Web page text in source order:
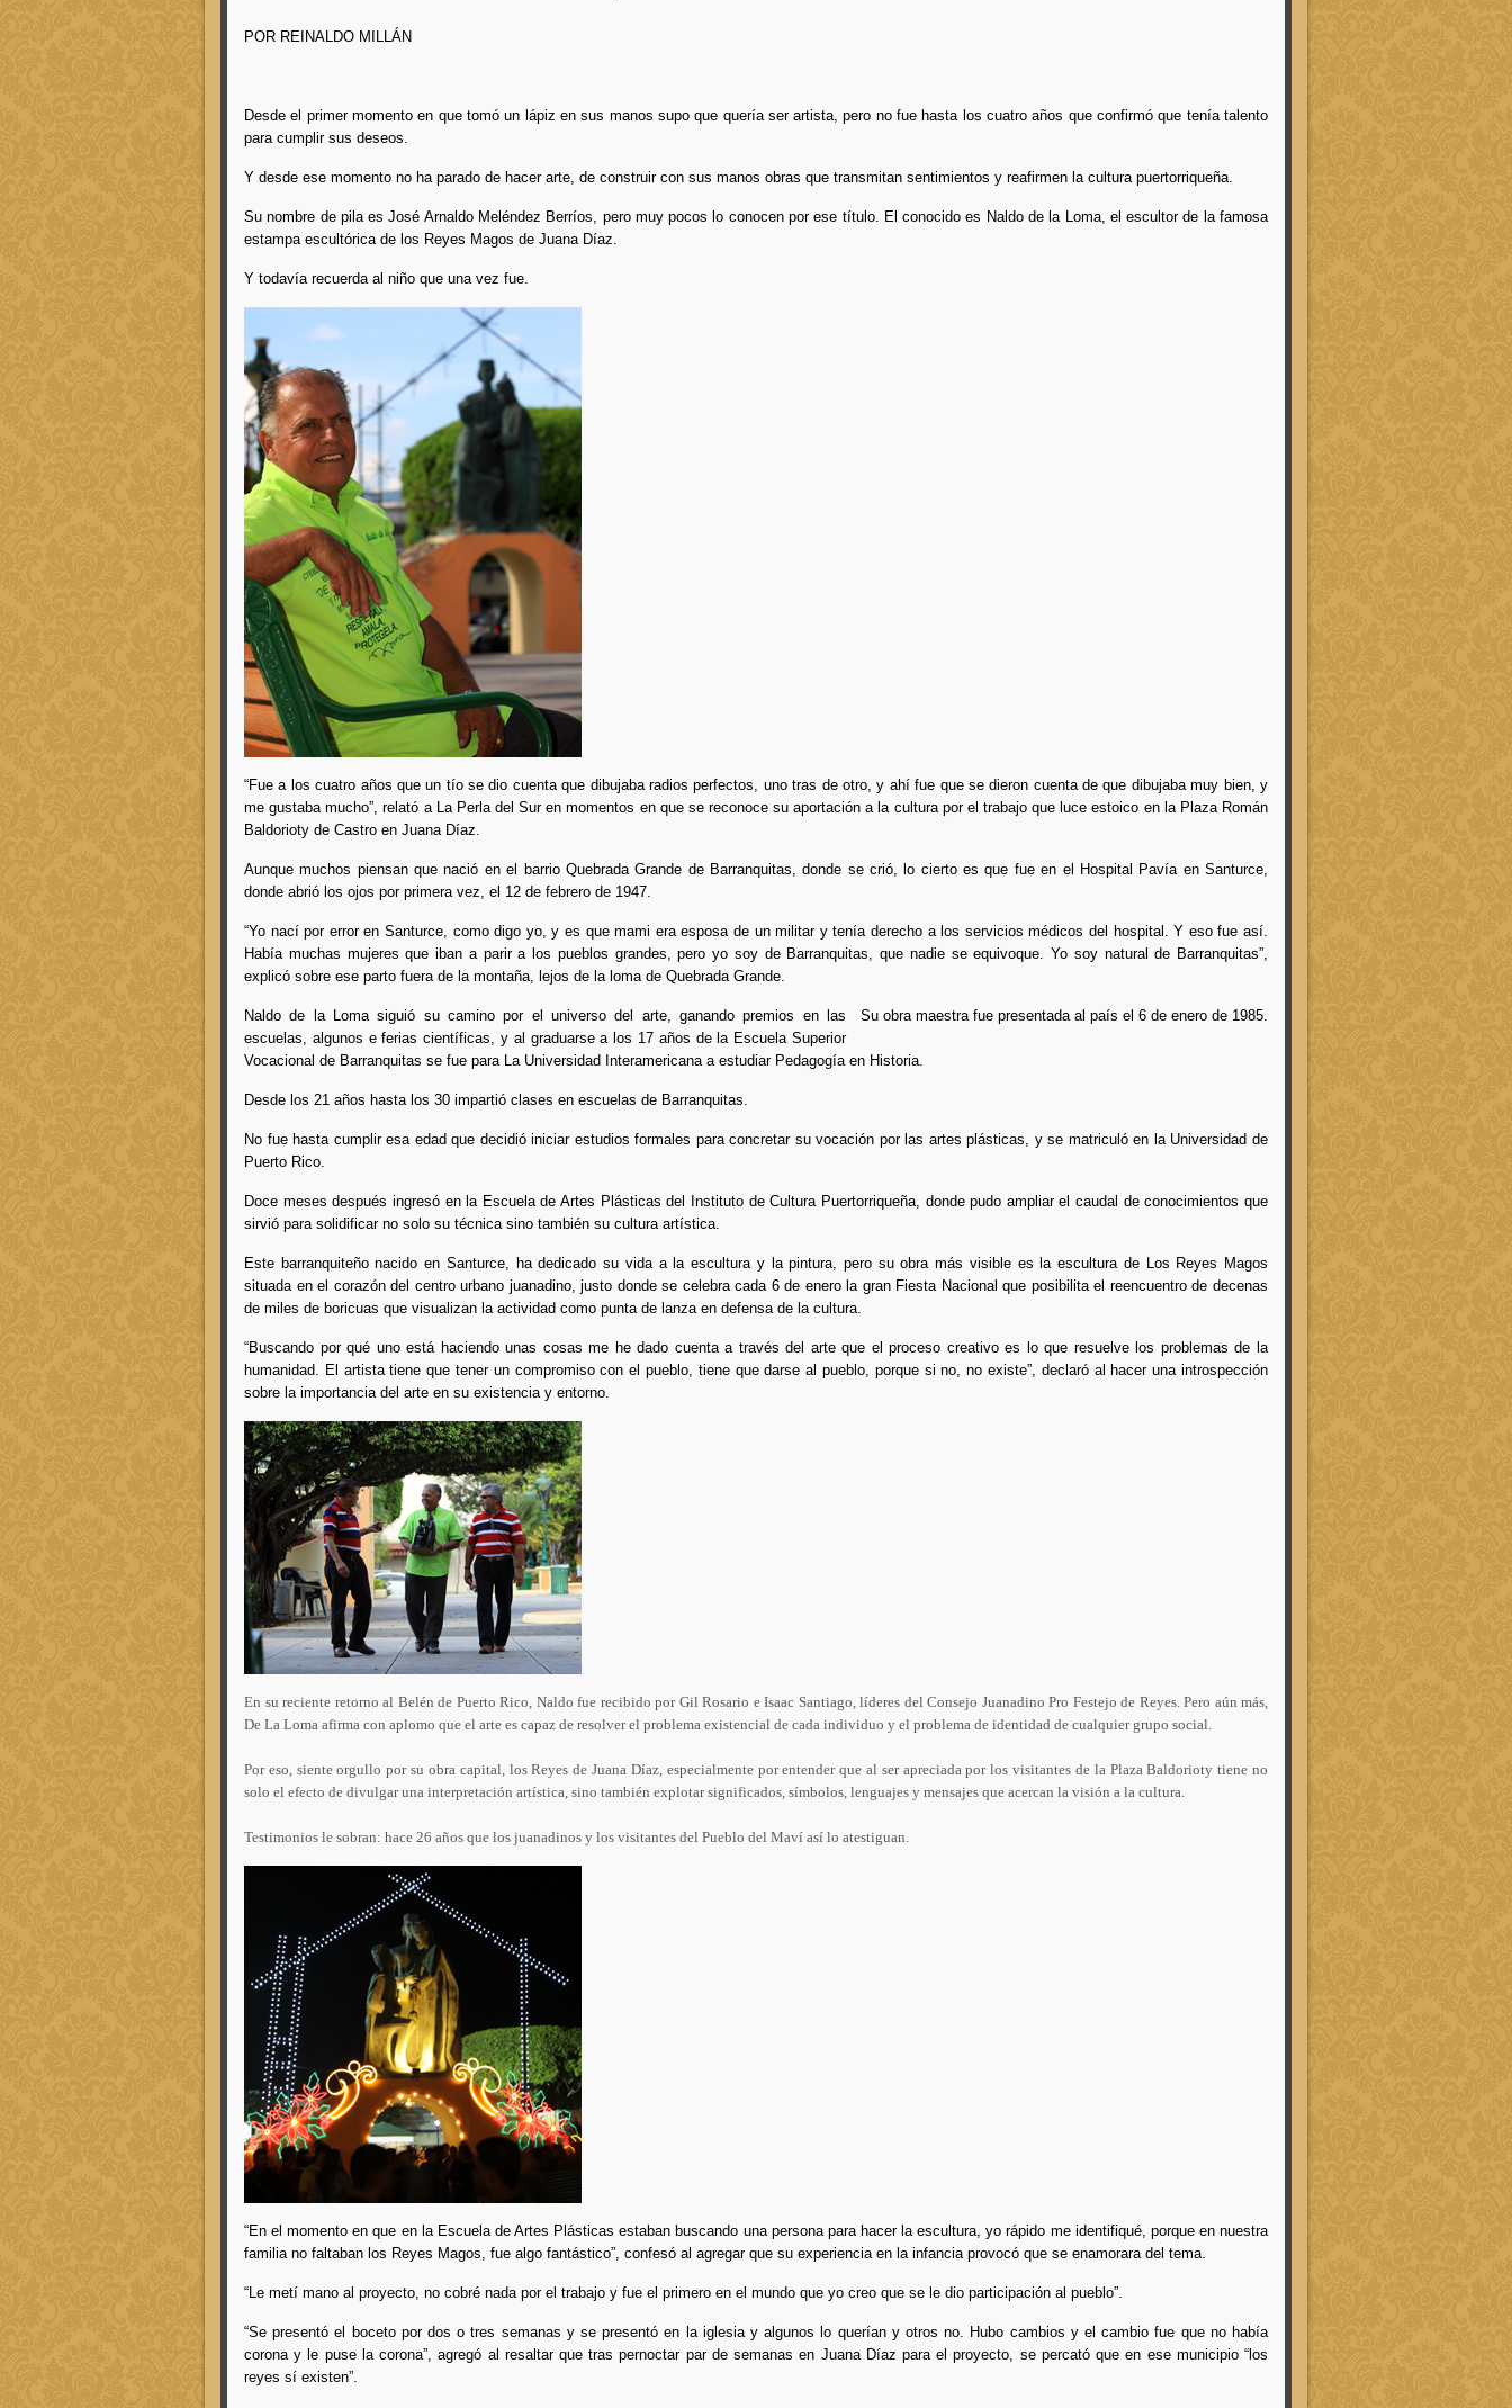
POR REINALDO MILLÁN
Desde el primer momento en que tomó un lápiz en sus manos supo que quería ser artista, pero no fue hasta los cuatro años que confirmó que tenía talento
para cumplir sus deseos.
Y desde ese momento no ha parado de hacer arte, de construir con sus manos obras que transmitan sentimientos y reafirmen la cultura puertorriqueña.
Su nombre de pila es José Arnaldo Meléndez Berríos, pero muy pocos lo conocen por ese título. El conocido es Naldo de la Loma, el escultor de la famosa
estampa escultórica de los Reyes Magos de Juana Díaz.
Y todavía recuerda al niño que una vez fue.
“Fue a los cuatro años que un tío se dio cuenta que dibujaba radios perfectos, uno tras de otro, y ahí fue que se dieron cuenta de que dibujaba muy bien, y
me gustaba mucho”, relató a La Perla del Sur en momentos en que se reconoce su aportación a la cultura por el trabajo que luce estoico en la Plaza Román
Baldorioty de Castro en Juana Díaz.
Aunque muchos piensan que nació en el barrio Quebrada Grande de Barranquitas, donde se crió, lo cierto es que fue en el Hospital Pavía en Santurce,
donde abrió los ojos por primera vez, el 12 de febrero de 1947.
“Yo nací por error en Santurce, como digo yo, y es que mami era esposa de un militar y tenía derecho a los servicios médicos del hospital. Y eso fue así.
Había muchas mujeres que iban a parir a los pueblos grandes, pero yo soy de Barranquitas, que nadie se equivoque. Yo soy natural de Barranquitas”,
explicó sobre ese parto fuera de la montaña, lejos de la loma de Quebrada Grande.
Su obra maestra fue presentada al país el 6 de enero de 1985.
Naldo de la Loma siguió su camino por el universo del arte, ganando premios en las
escuelas, algunos e ferias científicas, y al graduarse a los 17 años de la Escuela Superior
Vocacional de Barranquitas se fue para La Universidad Interamericana a estudiar Pedagogía en Historia.
Desde los 21 años hasta los 30 impartió clases en escuelas de Barranquitas.
No fue hasta cumplir esa edad que decidió iniciar estudios formales para concretar su vocación por las artes plásticas, y se matriculó en la Universidad de
Puerto Rico.
Doce meses después ingresó en la Escuela de Artes Plásticas del Instituto de Cultura Puertorriqueña, donde pudo ampliar el caudal de conocimientos que
sirvió para solidificar no solo su técnica sino también su cultura artística.
Este barranquiteño nacido en Santurce, ha dedicado su vida a la escultura y la pintura, pero su obra más visible es la escultura de Los Reyes Magos
situada en el corazón del centro urbano juanadino, justo donde se celebra cada 6 de enero la gran Fiesta Nacional que posibilita el reencuentro de decenas
de miles de boricuas que visualizan la actividad como punta de lanza en defensa de la cultura.
“Buscando por qué uno está haciendo unas cosas me he dado cuenta a través del arte que el proceso creativo es lo que resuelve los problemas de la
humanidad. El artista tiene que tener un compromiso con el pueblo, tiene que darse al pueblo, porque si no, no existe”, declaró al hacer una introspección
sobre la importancia del arte en su existencia y entorno.
En su reciente retorno al Belén de Puerto Rico, Naldo fue recibido por Gil Rosario e Isaac Santiago, líderes del Consejo Juanadino Pro Festejo de Reyes. Pero aún más,
De La Loma afirma con aplomo que el arte es capaz de resolver el problema existencial de cada individuo y el problema de identidad de cualquier grupo social.
Por eso, siente orgullo por su obra capital, los Reyes de Juana Díaz, especialmente por entender que al ser apreciada por los visitantes de la Plaza Baldorioty tiene no
solo el efecto de divulgar una interpretación artística, sino también explotar significados, símbolos, lenguajes y mensajes que acercan la visión a la cultura.
Testimonios le sobran: hace 26 años que los juanadinos y los visitantes del Pueblo del Maví así lo atestiguan.
“En el momento en que en la Escuela de Artes Plásticas estaban buscando una persona para hacer la escultura, yo rápido me identifiqué, porque en nuestra
familia no faltaban los Reyes Magos, fue algo fantástico”, confesó al agregar que su experiencia en la infancia provocó que se enamorara del tema.
“Le metí mano al proyecto, no cobré nada por el trabajo y fue el primero en el mundo que yo creo que se le dio participación al pueblo”.
“Se presentó el boceto por dos o tres semanas y se presentó en la iglesia y algunos lo querían y otros no. Hubo cambios y el cambio fue que no había
corona y le puse la corona”, agregó al resaltar que tras pernoctar par de semanas en Juana Díaz para el proyecto, se percató que en ese municipio “los
reyes sí existen”.